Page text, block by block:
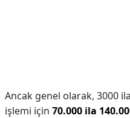
Ancak genel olarak, 3000
işlemi için 70.000 ila